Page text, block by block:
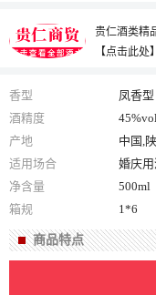
贵仁酒类精
【点击此
香型
凤香型
酒精度
产地
中国,
适用场合
婚庆
净含量
500ml
箱规
1*6
商品特点